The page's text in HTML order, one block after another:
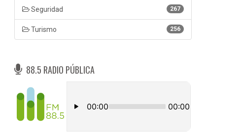
267
Seguridad
256
Turismo
88.5 RADIO PÚBLICA